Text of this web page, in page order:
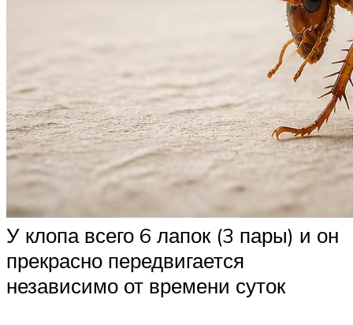
У клопа всего 6 лапок (3 пары) и он
прекрасно передвигается
независимо от времени суток